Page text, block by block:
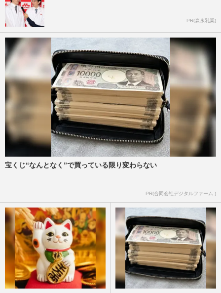
PR(森永乳業)
宝くじ“なんとなく”で買っている限り変わらない
PR(合同会社デジタルファーム )